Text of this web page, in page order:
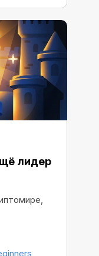
лидер